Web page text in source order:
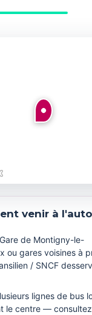
venir à
de Montigny-le-
ou gares voisines à
/ SNCF
lignes de bus
le centre —